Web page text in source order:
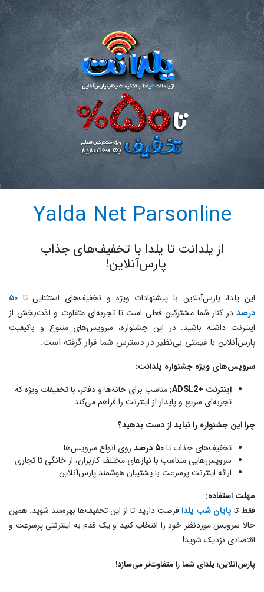
Yalda Net Parsonline
از یلدانت تا یلدا با تخفیف‌های جذاب
پارس‌آنلاین! ⁩
این یلدا، پارس‌آنلاین با پیشنهادات ویژه و تخفیف‌های استثنایی تا ۵۰
درصد در کنار شما مشترکین فعلی است تا تجربه‌ای متفاوت و لذت‌بخش از
اینترنت داشته باشید. در این جشنواره، سرویس‌های متنوع و باکیفیت
پارس‌آنلاین با قیمتی بی‌نظیر در دسترس شما قرار گرفته است.
سرویس‌های ویژه جشنواره یلدانت:
اینترنت +ADSL2:
مناسب برای خانه‌ها و دفاتر، با تخفیفات ویژه که
تجربه‌ای سریع و پایدار از اینترنت را فراهم می‌کند.
چرا این جشنواره را نباید از دست بدهید؟
تخفیف‌های جذاب تا۵۰ درصد
روی انواع سرویس‌ها
سرویس‌هایی متناسب با نیازهای مختلف کاربران، از خانگی تا تجاری
ارائه اینترنت پرسرعت با پشتیبان هوشمند پارس‌آنلاین
مهلت استفاده:
فقط تا پایان شب یلدافرصت دارید تا از این تخفیف‌ها بهره‌مند شوید. همین
حالا سرویس موردنظر خود را انتخاب کنید و یک قدم به اینترنتی پرسرعت و
اقتصادی نزدیک شوید!
پارس‌آنلاین؛ یلدای شما را متفاوت‌تر می‌سازد!